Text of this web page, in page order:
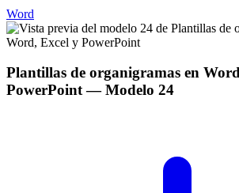
Word
Plantillas de organigramas en
PowerPoint— Modelo 24